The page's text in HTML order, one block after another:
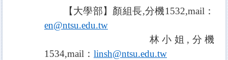
【大學部】 顏組長,分機1532,mail：
en@ntsu.edu.tw
林小姐 , 分機
1534,mail： linsh@ntsu.edu.tw